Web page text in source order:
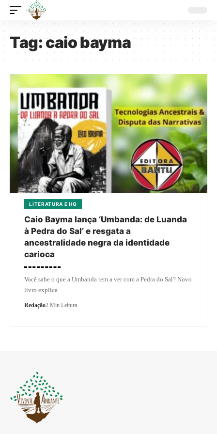
Tag:caio bayma
LITERATURA E HQ
Caio Bayma lança ‘Umbanda: de Luanda
à Pedra do Sal’ e resgata a
ancestralidade negra da identidade
carioca
Você sabe o que a Umbanda tem a ver com a Pedra do Sal? Novo
livro explica
Redação2 Min Leitura